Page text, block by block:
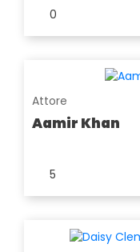
0
Attore
Aamir Khan
5